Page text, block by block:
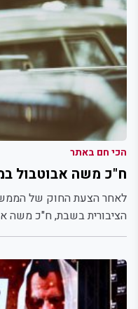
הכי חם באתר
ח"כ משה אבוטבול
לאחר הצעת החוק של
הציבורית בשבת, ח"כ משה